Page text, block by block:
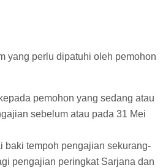
yang perlu dipatuhi oleh pemohon
pemohon yang sedang atau
sebelum atau pada 31 Mei
baki tempoh pengajian sekurang-
pengajian peringkat Sarjana dan